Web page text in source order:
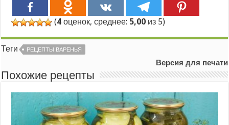
(4 оценок, среднее: 5,00 из 5)
Теги РЕЦЕПТЫ ВАРЕНЬЯ
Версия для печати
Похожие рецепты